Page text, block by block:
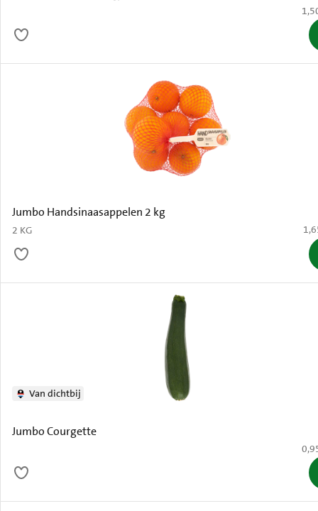
€
Jumbo Handsinaasappelen 2 kg
2 KG €
Jumbo Courgette
Van dichtbij
€